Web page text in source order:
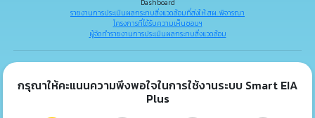
Dashboard
รายงานการประเมินผลกระทบสิ่งแวดล้อมที่ส่งให้ สผ. พิจารณา
โครงการที่ได้รับความเห็นชอบฯ
ผู้จัดทำรายงานการประเมินผลกระทบสิ่งแวดล้อม
กรุณาให้คะแนนความพึงพอใจในการใช้งานระบบ Smart EIA
Plus